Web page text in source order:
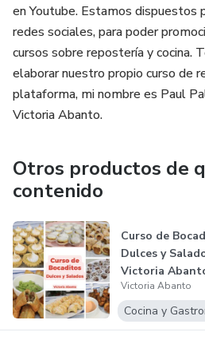
✅Cómo utilizar el horno
✅Marcas que utilizo
✅Asesoramiento constante
en Youtube. Estamos dispuestos
redes sociales, para poder
cursos sobre repostería y cocina.
elaborar nuestro propio curso de
plataforma, mi nombre es Paul
Victoria Abanto.
Otros productos de
contenido
Curso de
Dulces y
Victoria
Victoria Abanto